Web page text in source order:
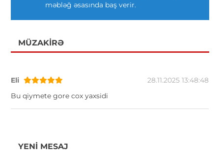
məbləğ əsasında baş verir.
MÜZAKIRƏ
Eli
28.11.2025 13:48:48
Bu qiymete gore cox yaxsidi
YENI MESAJ